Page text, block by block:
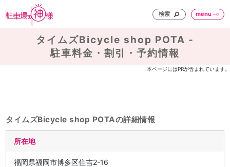
検索 menu
タイムズBicycle shop POTA -
駐車料金・割引・予約情報
本ページにはPRが含まれています。
タイムズBicycle shop POTAの詳細情報
所在地
福岡県福岡市博多区住吉2-16